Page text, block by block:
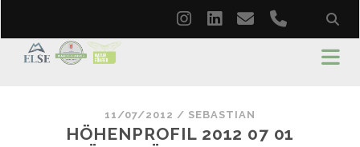
instagram
linkedin
emailphone
11/07/2012 / SEBASTIAN
HÖHENPROFIL 2012 07 01